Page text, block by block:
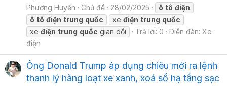
Phương Huyền Chủ đề 28/02/2025 ô tô điện
ô tô điện trung quốc xe điện trung quốc
xe điện trung quốc gian dối Trả lời: 0 Diễn đàn: Xe
điện
Ông Donald Trump áp dụng chiêu mới ra lệnh
thanh lý hàng loạt xe xanh, xoá sổ hạ tầng sạc